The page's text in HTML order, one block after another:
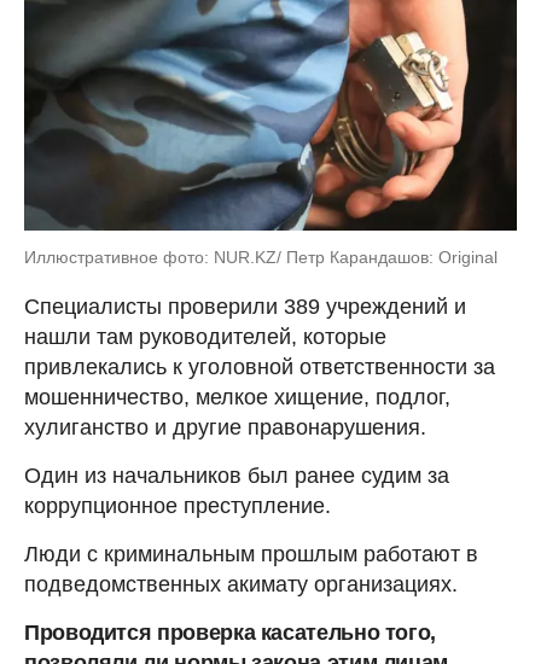
Иллюстративное фото: NUR.KZ/ Петр Карандашов: Original
Специалисты проверили 389 учреждений и
нашли там руководителей, которые
привлекались к уголовной ответственности за
мошенничество, мелкое хищение, подлог,
хулиганство и другие правонарушения.
Один из начальников был ранее судим за
коррупционное преступление.
Люди с криминальным прошлым работают в
подведомственных акимату организациях.
Проводится проверка касательно того,